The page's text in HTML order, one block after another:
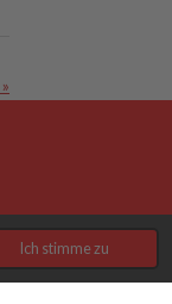
Ich stimme zu
»